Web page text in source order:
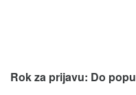
Rok za prijavu: Do